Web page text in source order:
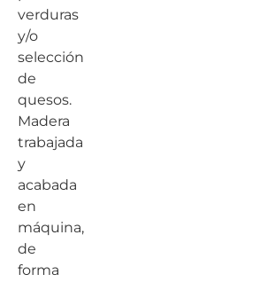
verduras
y/o
selección
de
quesos.
Madera
trabajada
y
acabada
en
máquina,
de
forma